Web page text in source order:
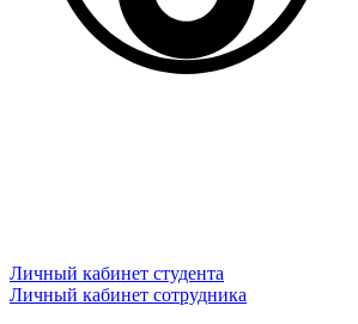
Личный кабинет студента
Личный кабинет сотрудника